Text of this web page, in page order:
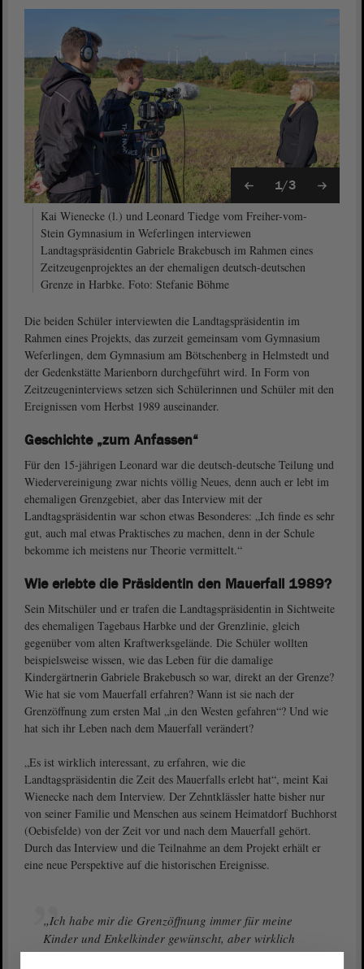
1/3
Kai Wienecke (l.) und Leonard Tiedge vom Freiher-vom-
Stein Gymnasium in Weferlingen interviewen
Landtagspräsidentin Gabriele Brakebusch im Rahmen eines
Zeitzeugenprojektes an der ehemaligen deutsch-deutschen
Grenze in Harbke. Foto: Stefanie Böhme
Die beiden Schüler interviewten die Landtagspräsidentin im
Rahmen eines Projekts, das zurzeit gemeinsam vom Gymnasium
Weferlingen, dem Gymnasium am Bötschenberg in Helmstedt und
der Gedenkstätte Marienborn durchgeführt wird. In Form von
Zeitzeugeninterviews setzen sich Schülerinnen und Schüler mit den
Ereignissen vom Herbst 1989 auseinander.
Geschichte „zum Anfassen“
Für den 15-jährigen Leonard war die deutsch-deutsche Teilung und
Wiedervereinigung zwar nichts völlig Neues, denn auch er lebt im
ehemaligen Grenzgebiet, aber das Interview mit der
Landtagspräsidentin war schon etwas Besonderes: „Ich finde es sehr
gut, auch mal etwas Praktisches zu machen, denn in der Schule
bekomme ich meistens nur Theorie vermittelt.“
Wie erlebte die Präsidentin den Mauerfall 1989?
Sein Mitschüler und er trafen die Landtagspräsidentin in Sichtweite
des ehemaligen Tagebaus Harbke und der Grenzlinie, gleich
gegenüber vom alten Kraftwerksgelände. Die Schüler wollten
beispielsweise wissen, wie das Leben für die damalige
Kindergärtnerin Gabriele Brakebusch so war, direkt an der Grenze?
Wie hat sie vom Mauerfall erfahren? Wann ist sie nach der
Grenzöffnung zum ersten Mal „in den Westen gefahren“? Und wie
hat sich ihr Leben nach dem Mauerfall verändert?
„Es ist wirklich interessant, zu erfahren, wie die
Landtagspräsidentin die Zeit des Mauerfalls erlebt hat“, meint Kai
Wienecke nach dem Interview. Der Zehntklässler hatte bisher nur
von seiner Familie und Menschen aus seinem Heimatdorf Buchhorst
(Oebisfelde) von der Zeit vor und nach dem Mauerfall gehört.
Durch das Interview und die Teilnahme an dem Projekt erhält er
eine neue Perspektive auf die historischen Ereignisse.
„Ich habe mir die Grenzöffnung immer für meine
Kinder und Enkelkinder gewünscht, aber wirklich
vorstellen konnte ich sie mir nicht“, sagt
#ltlsa-